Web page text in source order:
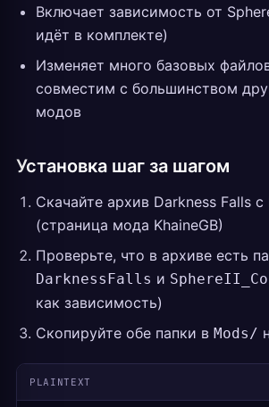
Включает зависимость от
идёт в комплекте)
Изменяет много базовых
совместим с большинством
модов
Установка шаг за шагом
Скачайте архив Darkness Falls
(страница мода KhaineGB)
Проверьте, что в архиве есть
DarknessFalls и
как зависимость)
Скопируйте обе папки в Mods/
PLAINTEXT